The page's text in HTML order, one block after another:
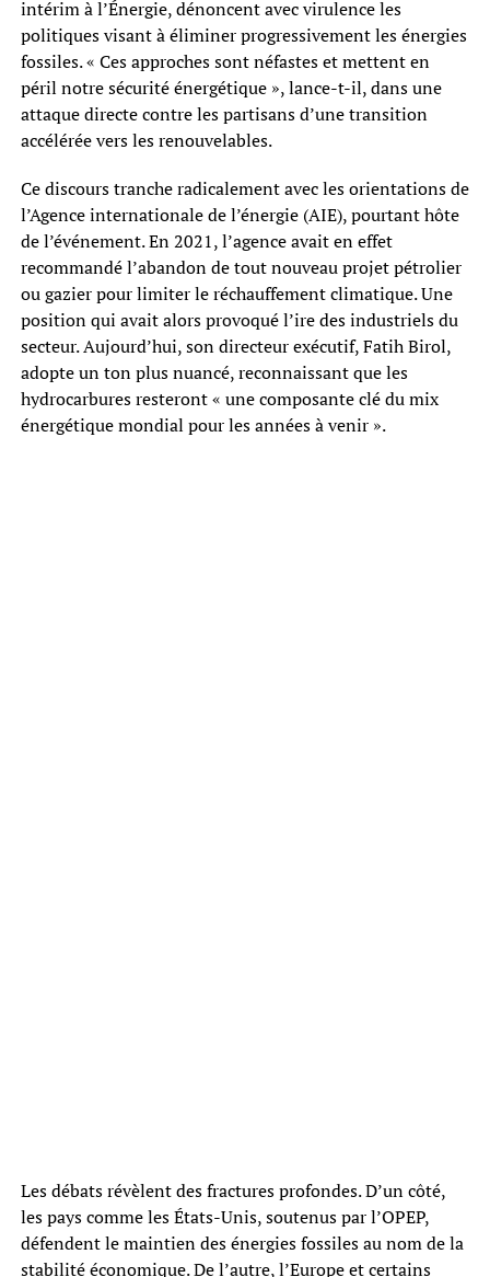
intérim à l’Énergie, dénoncent avec virulence les
politiques visant à éliminer progressivement les énergies
fossiles. « Ces approches sont néfastes et mettent en
péril notre sécurité énergétique », lance-t-il, dans une
attaque directe contre les partisans d’une transition
accélérée vers les renouvelables.
Ce discours tranche radicalement avec les orientations de
l’Agence internationale de l’énergie (AIE), pourtant hôte
de l’événement. En 2021, l’agence avait en effet
recommandé l’abandon de tout nouveau projet pétrolier
ou gazier pour limiter le réchauffement climatique. Une
position qui avait alors provoqué l’ire des industriels du
secteur. Aujourd’hui, son directeur exécutif, Fatih Birol,
adopte un ton plus nuancé, reconnaissant que les
hydrocarbures resteront « une composante clé du mix
énergétique mondial pour les années à venir ».
Les débats révèlent des fractures profondes. D’un côté,
les pays comme les États-Unis, soutenus par l’OPEP,
défendent le maintien des énergies fossiles au nom de la
stabilité économique. De l’autre, l’Europe et certains